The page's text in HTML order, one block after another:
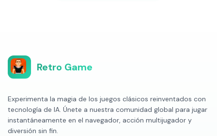
Retro Game
Experimenta la magia de los juegos clásicos reinventados con
tecnología de IA. Únete a nuestra comunidad global para jugar
instantáneamente en el navegador, acción multijugador y
diversión sin fin.